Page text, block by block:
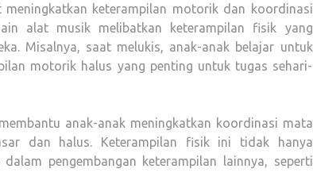
keterampilan motorik dan koordinasi
alat musik melibatkan keterampilan fisik yang
Misalnya, saat melukis, anak-anak belajar untuk
motorik halus yang penting untuk tugas sehari-
anak-anak meningkatkan koordinasi mata
dan halus. Keterampilan fisik ini tidak hanya
pengembangan keterampilan lainnya, seperti